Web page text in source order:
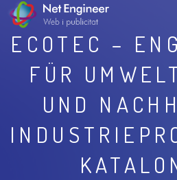
ECOTEC –
FÜR
UND